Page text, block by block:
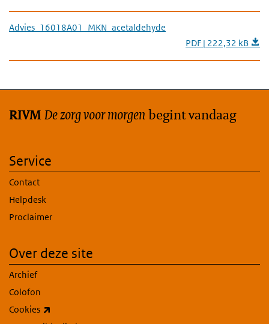
Advies_16018A01_MKN_acetaldehyde
PDF | 222,32 kB
RIVMDe zorg voor morgen begint vandaag
Service
Contact
Helpdesk
Proclaimer
Over deze site
Archief
Colofon
Cookies